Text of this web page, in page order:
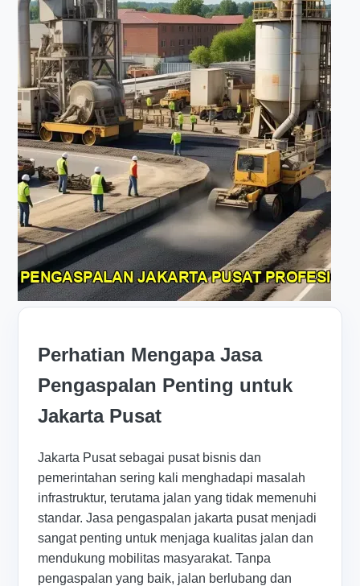
Perhatian Mengapa Jasa
Pengaspalan Penting untuk
Jakarta Pusat
Jakarta Pusat sebagai pusat bisnis dan
pemerintahan sering kali menghadapi masalah
infrastruktur, terutama jalan yang tidak memenuhi
standar. Jasa pengaspalan jakarta pusat menjadi
sangat penting untuk menjaga kualitas jalan dan
mendukung mobilitas masyarakat. Tanpa
pengaspalan yang baik, jalan berlubang dan